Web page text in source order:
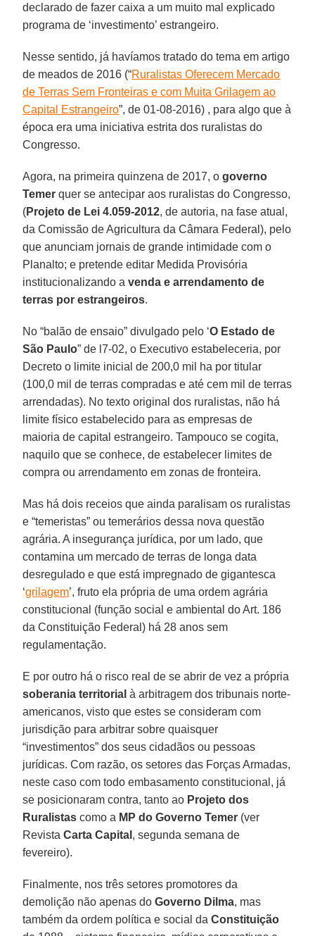
declarado de fazer caixa a um muito mal explicado
programa de ‘investimento’ estrangeiro.
Nesse sentido, já havíamos tratado do tema em artigo
de meados de 2016 (“Ruralistas Oferecem Mercado
de Terras Sem Fronteiras e com Muita Grilagem ao
Capital Estrangeiro”, de 01-08-2016) , para algo que à
época era uma iniciativa estrita dos ruralistas do
Congresso.
Agora, na primeira quinzena de 2017, ogoverno
Temer quer se antecipar aos ruralistas do Congresso,
(Projeto de Lei 4.059-2012, de autoria, na fase atual,
da Comissão de Agricultura da Câmara Federal), pelo
que anunciam jornais de grande intimidade com o
Planalto; e pretende editar Medida Provisória
institucionalizando avenda e arrendamento de
terras por estrangeiros.
No “balão de ensaio” divulgado pelo ‘O Estado de
São Paulo” de l7-02, o Executivo estabeleceria, por
Decreto o limite inicial de 200,0 mil ha por titular
(100,0 mil de terras compradas e até cem mil de terras
arrendadas). No texto original dos ruralistas, não há
limite físico estabelecido para as empresas de
maioria de capital estrangeiro. Tampouco se cogita,
naquilo que se conhece, de estabelecer limites de
compra ou arrendamento em zonas de fronteira.
Mas há dois receios que ainda paralisam os ruralistas
e “temeristas” ou temerários dessa nova questão
agrária. A insegurança jurídica, por um lado, que
contamina um mercado de terras de longa data
desregulado e que está impregnado de gigantesca
‘grilagem’, fruto ela própria de uma ordem agrária
constitucional (função social e ambiental do Art. 186
da Constituição Federal) há 28 anos sem
regulamentação.
E por outro há o risco real de se abrir de vez a própria
soberania territorial à arbitragem dos tribunais norte-
americanos, visto que estes se consideram com
jurisdição para arbitrar sobre quaisquer
“investimentos” dos seus cidadãos ou pessoas
jurídicas. Com razão, os setores das Forças Armadas,
neste caso com todo embasamento constitucional, já
se posicionaram contra, tanto ao Projeto dos
Ruralistas como a MP do Governo Temer (ver
Revista Carta Capital , segunda semana de
fevereiro).
Finalmente, nos três setores promotores da
demolição não apenas doGoverno Dilma, mas
também da ordem política e social daConstituição